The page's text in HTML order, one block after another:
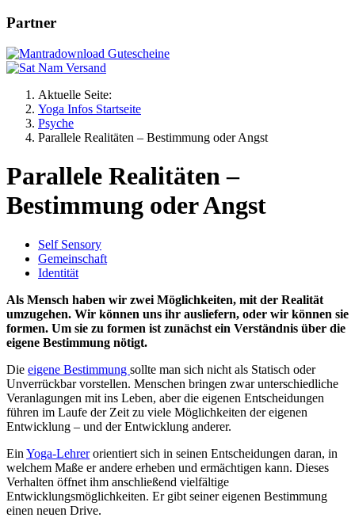
Partner
Aktuelle Seite:
Yoga Infos Startseite
Psyche
Parallele Realitäten – Bestimmung oder Angst
Parallele Realitäten –
Bestimmung oder Angst
Self Sensory
Gemeinschaft
Identität
Als Mensch haben wir zwei Möglichkeiten, mit der Realität
umzugehen. Wir können uns ihr ausliefern, oder wir können sie
formen. Um sie zu formen ist zunächst ein Verständnis über die
eigene Bestimmung nötigt.
Die eigene Bestimmung sollte man sich nicht als Statisch oder
Unverrückbar vorstellen. Menschen bringen zwar unterschiedliche
Veranlagungen mit ins Leben, aber die eigenen Entscheidungen
führen im Laufe der Zeit zu viele Möglichkeiten der eigenen
Entwicklung – und der Entwicklung anderer.
Ein Yoga-Lehrerorientiert sich in seinen Entscheidungen daran, in
welchem Maße er andere erheben und ermächtigen kann. Dieses
Verhalten öffnet ihm anschließend vielfältige
Entwicklungsmöglichkeiten. Er gibt seiner eigenen Bestimmung
einen neuen Drive.